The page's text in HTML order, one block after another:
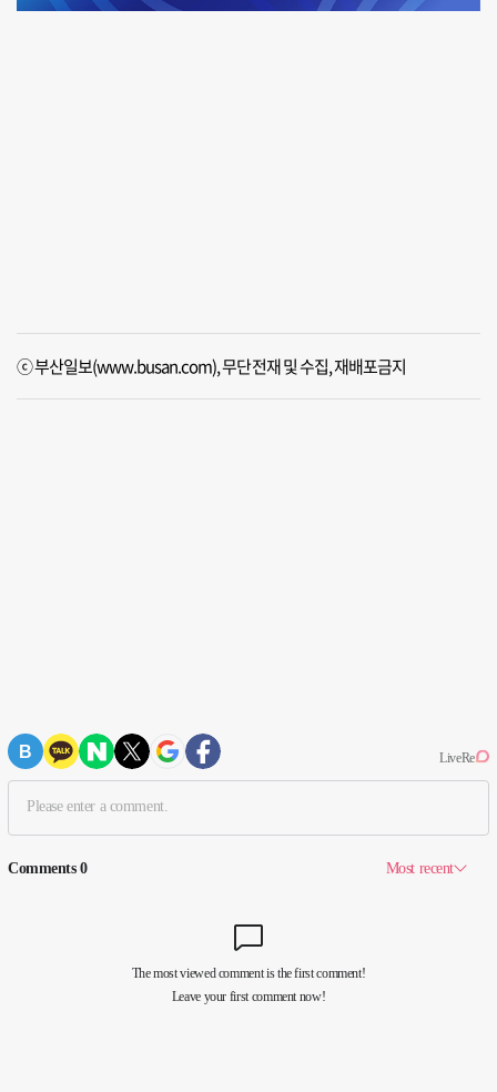
ⓒ 부산일보(www.busan.com), 무단전재 및 수집, 재배포금지